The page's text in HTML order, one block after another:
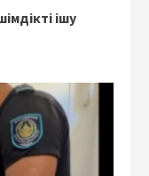
ішу